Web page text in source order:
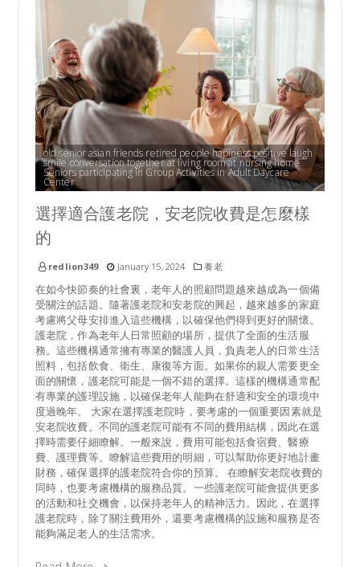
old senior asian friends retired people hapiness positive laugh
smile conversation together at living room at nursing home
Seniors participating in Group Activities in Adult Daycare
Center
選擇適合護老院，安老院收費是怎麼樣
的
redlion349 January 15, 2024 養老
在如今快節奏的社會裏，老年人的照顧問題越來越成為一個備
受關注的話題。隨著護老院和安老院的興起，越來越多的家庭
考慮將父母安排進入這些機構，以確保他們得到更好的關懷。
護老院，作為老年人日常照顧的場所，提供了全面的生活服
務。這些機構通常擁有專業的醫護人員，負責老人的日常生活
照料，包括飲食、衛生、康復等方面。如果你的親人需要更全
面的關懷，護老院可能是一個不錯的選擇。這樣的機構通常配
有專業的護理設施，以確保老年人能夠在舒適和安全的環境中
度過晚年。 大家在選擇護老院時，要考慮的一個重要因素就是
安老院收費。不同的護老院可能有不同的費用結構，因此在選
擇時需要仔細瞭解。一般來說，費用可能包括食宿費、醫療
費、護理費等。瞭解這些費用的明細，可以幫助你更好地計畫
財務，確保選擇的護老院符合你的預算。 在瞭解安老院收費的
同時，也要考慮機構的服務品質。一些護老院可能會提供更多
的活動和社交機會，以保持老年人的精神活力。因此，在選擇
護老院時，除了關注費用外，還要考慮機構的設施和服務是否
能夠滿足老人的生活需求。